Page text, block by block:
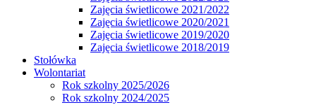
Zajęcia świetlicowe 2021/2022
Zajęcia świetlicowe 2020/2021
Zajęcia świetlicowe 2019/2020
Zajęcia świetlicowe 2018/2019
Stołówka
Wolontariat
Rok szkolny 2025/2026
Rok szkolny 2024/2025